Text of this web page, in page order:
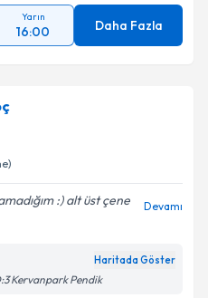
Yarın
16:00 Daha Fazla
:) alt üst çene
Devamı
Haritada Göster
Kervanpark Pendik